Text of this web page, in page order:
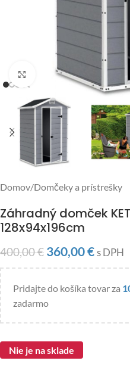
Click to enlarge
Domov/Domčeky a prístrešky
Záhradný domček
128x94x196cm
400,00€ 360,00€ s DPH
Pridajte do košíka tovar za
zadarmo
Nie je na sklade